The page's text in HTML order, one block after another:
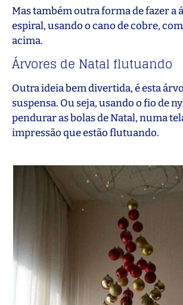
Mas também outra forma de fazer a
espiral, usando o cano de cobre,
acima.
Árvores de Natal flutuando
Outra ideia bem divertida, é esta
suspensa. Ou seja, usando o fio de
pendurar as bolas de Natal, numa
impressão que estão flutuando.